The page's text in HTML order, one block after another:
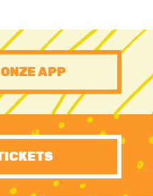
APP